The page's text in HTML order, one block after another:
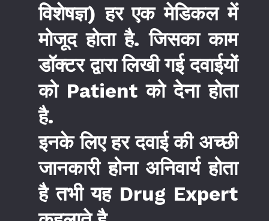
विशेषज्ञ) हर एक मेडिकल में
मोजूद होता है. जिसका काम
डॉक्टर द्वारा लिखी गई दवाईयों
को Patient को देना होता
है.
इनके लिए हर दवाई की अच्छी
जानकारी होना अनिवार्य होता
है तभी यह Drug Expert